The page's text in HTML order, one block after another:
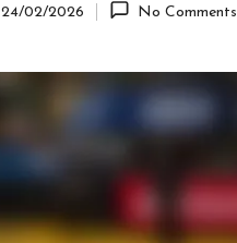
24/02/2026 No Comments